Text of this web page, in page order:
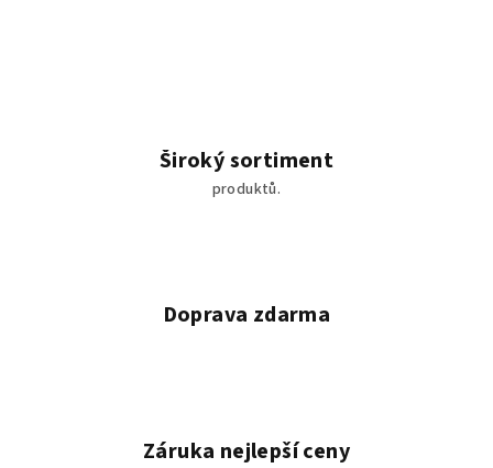
Široký sortiment
produktů.
Doprava zdarma
Záruka nejlepší ceny